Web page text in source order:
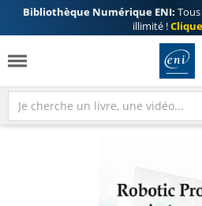
Bibliothèque Numérique ENI:
illimité !